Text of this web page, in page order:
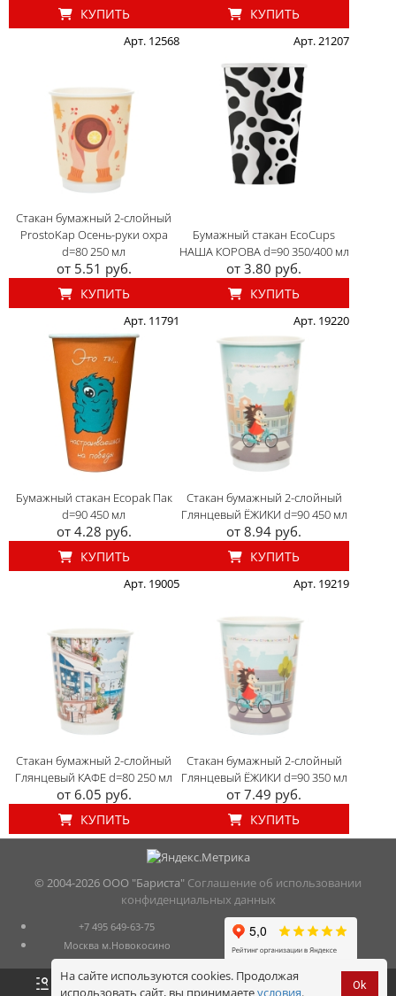
КУПИТЬ КУПИТЬ
Арт. 12568
Стакан бумажный 2-слойный
ProstoKap Осень-руки охра
d=80 250 мл
от 5.51 руб.
КУПИТЬ
Арт. 21207
Бумажный стакан EcoCups
НАША КОРОВА d=90 350/400 мл
от 3.80 руб.
КУПИТЬ
Арт. 11791
Бумажный стакан Ecopak Пак
d=90 450 мл
от 4.28 руб.
КУПИТЬ
Арт. 19220
Стакан бумажный 2-слойный
Глянцевый ЁЖИКИ d=90 450 мл
от 8.94 руб.
КУПИТЬ
Арт. 19005
Стакан бумажный 2-слойный
Глянцевый КАФЕ d=80 250 мл
от 6.05 руб.
КУПИТЬ
Арт. 19219
Стакан бумажный 2-слойный
Глянцевый ЁЖИКИ d=90 350 мл
от 7.49 руб.
КУПИТЬ
© 2004-2026 ООО "Бариста" Соглашение об использовании
конфиденциальных данных
Оформить
+7 495 649-63-75
Москва м.Новокосино
На сайте используются cookies. Продолжая
использовать сайт, вы принимаетеусловия. Ok